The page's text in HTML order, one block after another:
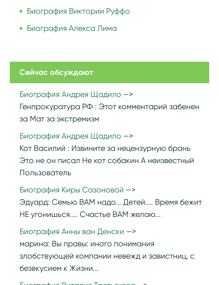
Биография Виктории Руффо
Биография Алекса Лима
Сейчас обсуждают
Биография Андрея Щадило
Генпрокуратура РФ : Этот комментарий забенен
за Мат за экстремизм
Биография Андрея Щадило
Кот Василий : Извините за нецензурную брань
Это не он писал Не кот собакин А неизвестный
Пользователь
Биография Киры Сазоновой
Эдуард: Семью ВАМ надо... Детей.... Время бежит
НЕ угонишься.... Счастье ВАМ желаю...
Биография Анны ван Денски
марина: Вы правы: иного понимания
злобствующей компании невежд и завистниц, с
безвкусием к Жизни...